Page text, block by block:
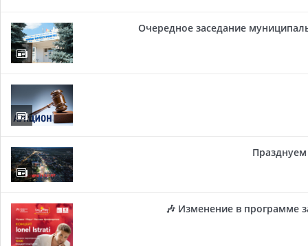
Очередное заседание
Празднуем
🎶 Изменение в программе